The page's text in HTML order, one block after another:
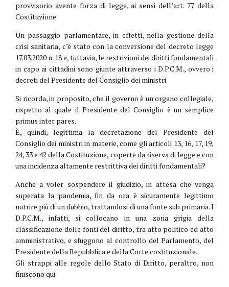
provvisorio avente forza di legge, ai sensi dell’art. 77 della
Costituzione.
Un passaggio parlamentare, in effetti, nella gestione della
crisi sanitaria, c’è stato con la conversione del decreto legge
17.03.2020 n. 18 e, tuttavia, le restrizioni dei diritti fondamentali
in capo ai cittadini sono giunte attraverso i D.P.C.M., ovvero i
decreti del Presidente del Consiglio dei ministri.
Si ricorda, in proposito, che il governo è un organo collegiale,
rispetto al quale il Presidente del Consiglio è un semplice
primus inter pares.
È, quindi, legittima la decretazione del Presidente del
Consiglio dei ministri in materie, come gli articoli 13, 16, 17, 19,
24, 33 e 42 della Costituzione, coperte da riserva di legge e con
una incidenza altamente restrittiva dei diritti fondamentali?
Anche a voler sospendere il giudizio, in attesa che venga
superata la pandemia, fin da ora è sicuramente legittimo
nutrire più di un dubbio, trattandosi di una fonte sub primaria. I
D.P.C.M., infatti, si collocano in una zona grigia della
classificazione delle fonti del diritto, tra atto politico ed atto
amministrativo, e sfuggono al controllo del Parlamento, del
Presidente della Repubblica e della Corte costituzionale.
Gli strappi alle regole dello Stato di Diritto, peraltro, non
finiscono qui.